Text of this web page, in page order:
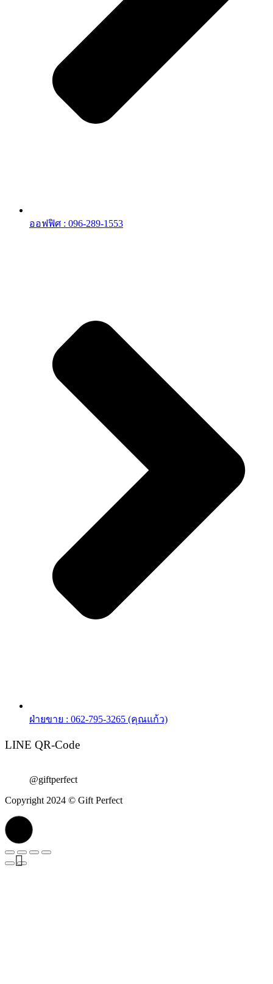
ออฟฟิศ : 096-289-1553
ฝ่ายขาย : 062-795-3265 (คุณแก้ว)
LINE QR-Code
@giftperfect
Copyright 2024 © Gift Perfect